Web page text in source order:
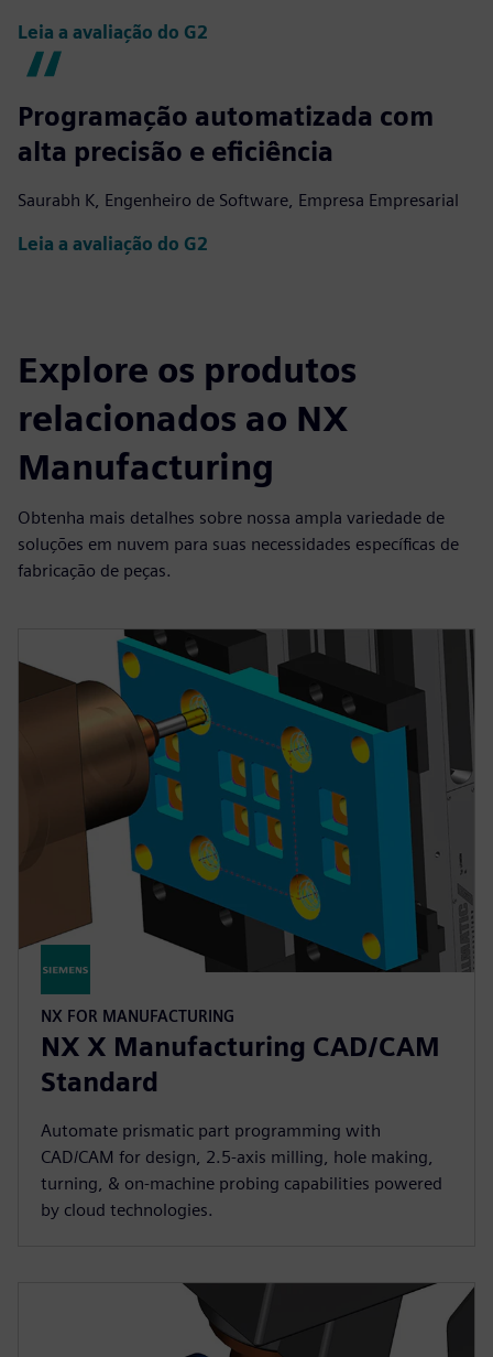
Leia a avaliação do G2
Programação automatizada com
alta precisão e eficiência
Saurabh K, Engenheiro de Software, Empresa Empresarial
Leia a avaliação do G2
Explore os produtos
relacionados ao NX
Manufacturing
Obtenha mais detalhes sobre nossa ampla variedade de
soluções em nuvem para suas necessidades específicas de
fabricação de peças.
NX FOR MANUFACTURING
NX X Manufacturing CAD/CAM
Standard
Automate prismatic part programming with
CAD/CAM for design, 2.5-axis milling, hole making,
turning, & on-machine probing capabilities powered
by cloud technologies.